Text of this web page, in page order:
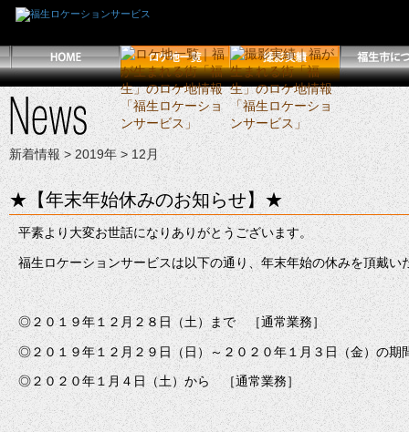
新着情報 > 2019年> 12月
★【年末年始休みのお知らせ】★
平素より大変お世話になりありがとうございます。
福生ロケーションサービスは以下の通り、年末年始の休みを頂戴い
◎２０１９年１２月２８日（土）まで ［通常業務］
◎２０１９年１２月２９日（日）～２０２０年１月３日（金）の
◎２０２０年１月４日（土）から ［通常業務］